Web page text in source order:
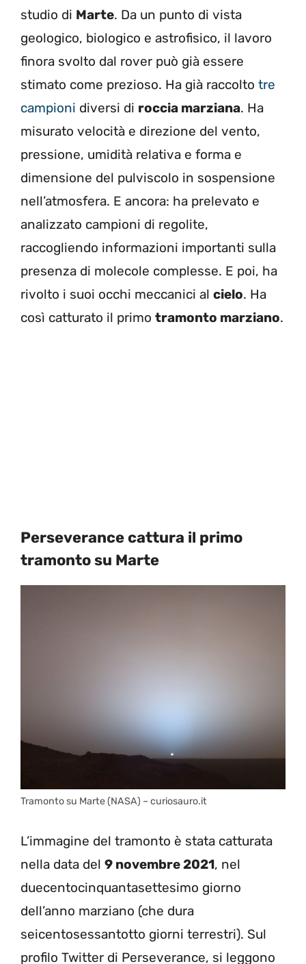
studio di Marte. Da un punto di vista
geologico, biologico e astrofisico, il lavoro
finora svolto dal rover può già essere
stimato come prezioso. Ha già raccolto tre
campioni diversi di roccia marziana. Ha
misurato velocità e direzione del vento,
pressione, umidità relativa e forma e
dimensione del pulviscolo in sospensione
nell’atmosfera. E ancora: ha prelevato e
analizzato campioni di regolite,
raccogliendo informazioni importanti sulla
presenza di molecole complesse. E poi, ha
rivolto i suoi occhi meccanici al cielo. Ha
così catturato il primo tramonto marziano.
Perseverance cattura il primo
tramonto su Marte
Tramonto su Marte (NASA) – curiosauro.it
L’immagine del tramonto è stata catturata
nella data del 9 novembre 2021, nel
duecentocinquantasettesimo giorno
dell’anno marziano (che dura
seicentosessantotto giorni terrestri). Sul
profilo Twitter di Perseverance, si leggono